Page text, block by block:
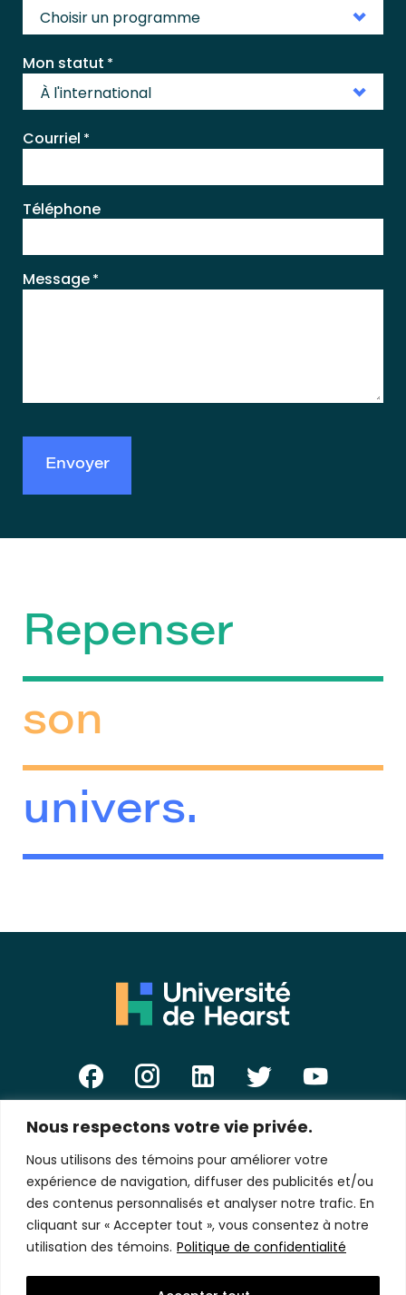
Nous respectons votre vie privée.
Nous utilisons des témoins pour améliorer votre
expérience de navigation, diffuser des publicités et/ou
des contenus personnalisés et analyser notre trafic. En
cliquant sur « Accepter tout », vous consentez à notre
utilisation des témoins. Politique de confidentialité
Choisir un programme
Mon statut *
À l'international
Courriel *
Téléphone
Message *
Repenser
son
univers.
E-
mail
*
Politique de confidentialité